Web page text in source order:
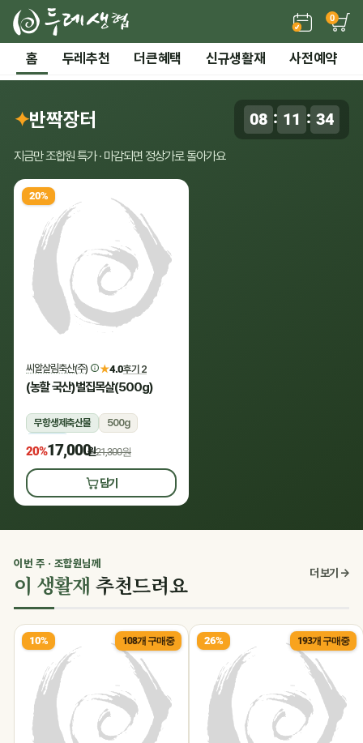
0
홈 두레추천 더큰혜택 신규생활재 사전예약
시즌기획
말복 더위까지! 끝장 보양 특가
든든한 간편 보양식 →
‹ ›
2 / 7 전체 보기
0
✦반짝장터 08 : 11 : 33
지금만 조합원 특가 · 마감되면 정상가로 돌아가요
20%
씨알살림축산(주) ★4.0후기 2
(농할 국산)벌집목살(500g)
무항생제축산물
500g
냉장
20%17,000원21,300원
담기
이번 주 · 조합원님께
이 생활재 추천드려요 더 보기 →
10% 108개 구매중 26% 193개 구매중